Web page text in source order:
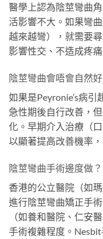
醫學上認為陰莖彎曲
活影響不大。如果彎
越來越彎），就需要
影響性交、不造成疼
陰莖彎曲會唔會自然好
如果是Peyronie’s病
急性期後自行改善，
化。早期介入治療（
以顯著提高改善機率
陰莖彎曲手術邊度做
香港的公立醫院（如
進行陰莖彎曲矯正手
（如養和醫院、仁安
手術複雜程度。